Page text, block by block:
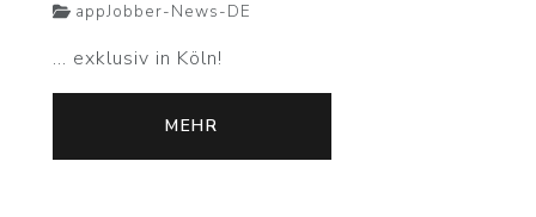
appJobber-News-DE
... exklusiv in Köln!
MEHR